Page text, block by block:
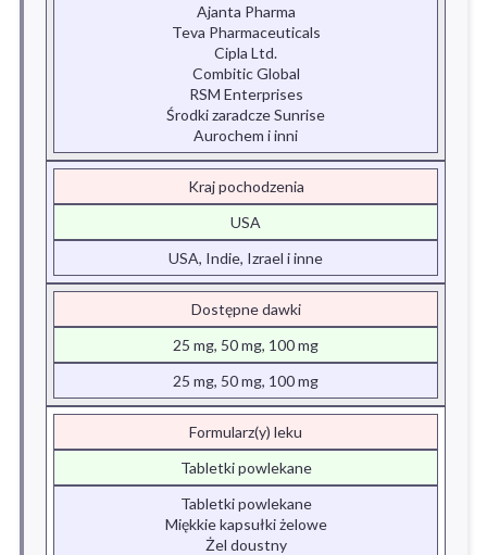
Ajanta Pharma
Teva Pharmaceuticals
Cipla Ltd.
Combitic Global
RSM Enterprises
Środki zaradcze Sunrise
Aurochem i inni
Kraj pochodzenia
USA
USA, Indie, Izrael i inne
Dostępne dawki
25 mg, 50 mg, 100 mg
25 mg, 50 mg, 100 mg
Formularz(y) leku
Tabletki powlekane
Tabletki powlekane
Miękkie kapsułki żelowe
Żel doustny